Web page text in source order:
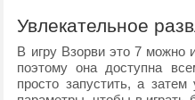
Увлекательное
В игру Взорви это 7 можно
поэтому она доступна
просто запустить, а